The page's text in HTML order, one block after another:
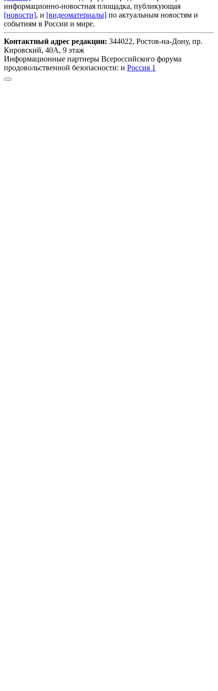
информационно-новостная площадка, публикующая
[новости], и [видеоматериалы] по актуальным новостям и
событиям в России и мире.
Контактный адрес редакции: 344022, Ростов-на-Дону, пр.
Кировский, 40А, 9 этаж
Информационные партнеры Всероссийского форума
продовольственной безопасности: и Россия 1